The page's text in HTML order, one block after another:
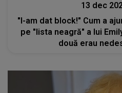
13 dec
"I-am dat block!" Cum a
pe "lista neagră" a lui
două erau